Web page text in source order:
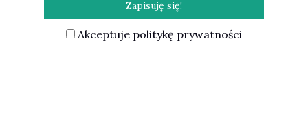
Akceptuje politykę prywatności